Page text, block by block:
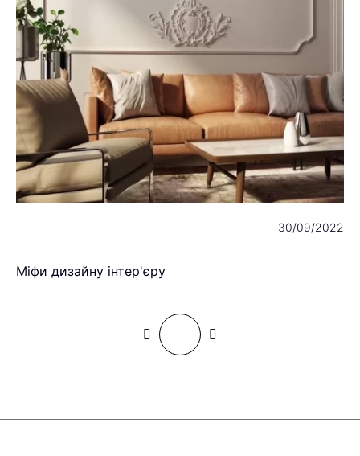
30/09/2022
Міфи дизайну інтер'єру